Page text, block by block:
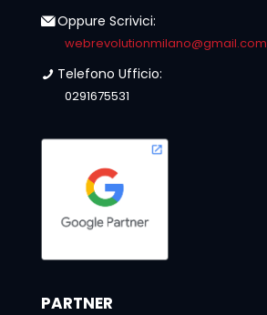
Oppure Scrivici:
webrevolutionmilano@gmail.com
Telefono Ufficio:
0291675531
PARTNER